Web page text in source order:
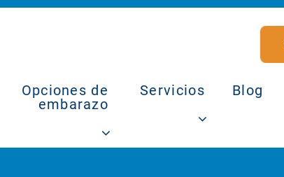
Opciones de
embarazo
Servicios Blog